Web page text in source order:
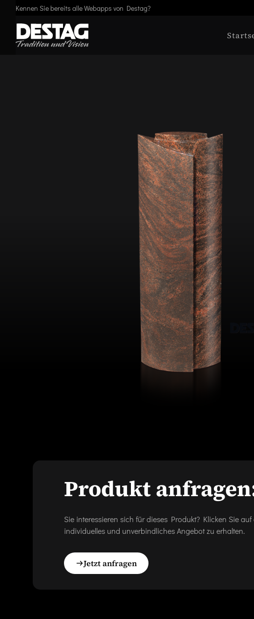
Kennen Sie bereits alle Webapps von Destag?
Produkt
Sie interessieren sich für dieses Produkt? Klicken Sie
individuelles und unverbindliches Angebot zu erhalten.
Jetzt anfragen